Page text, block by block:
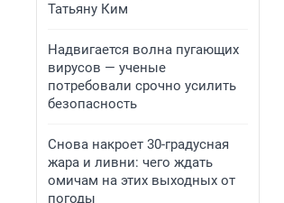
Татьяну Ким
Надвигается волна пугающих
вирусов — ученые
потребовали срочно усилить
безопасность
Снова накроет 30-градусная
жара и ливни: чего ждать
омичам на этих выходных от
погоды